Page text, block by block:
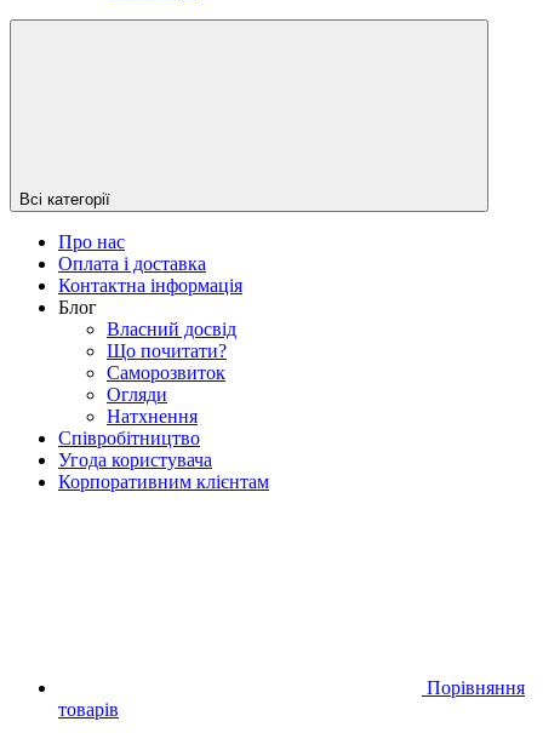
Всі категорії
Про нас
Оплата і доставка
Контактна інформація
Блог
Власний досвід
Що почитати?
Саморозвиток
Огляди
Натхнення
Співробітництво
Угода користувача
Корпоративним клієнтам
Порівняння
товарів